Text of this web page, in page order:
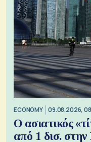
ECONOMY 09.08.2026,
Ο ασιατικός
από 1 δισ.